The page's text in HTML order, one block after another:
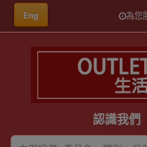
Eng 為您
認識我們